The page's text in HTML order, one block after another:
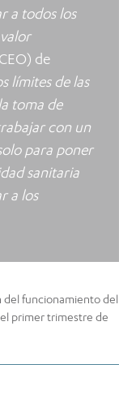
a todos los
de
límites de las
toma de
con un
para poner
sanitaria
a los
del funcionamiento del
primer trimestre de